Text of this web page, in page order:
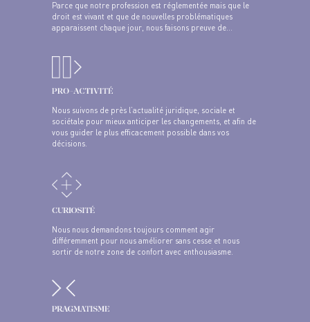
Parce que notre profession est réglementée mais que le
droit est vivant et que de nouvelles problématiques
apparaissent chaque jour, nous faisons preuve de…
Nous suivons de près l’actualité juridique, sociale et
sociétale pour mieux anticiper les changements, et afin de
vous guider le plus efficacement possible dans vos
décisions.
Nous nous demandons toujours comment agir
différemment pour nous améliorer sans cesse et nous
sortir de notre zone de confort avec enthousiasme.